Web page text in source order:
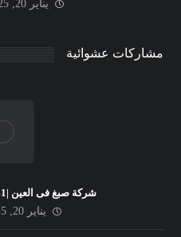
يناير 20, 2025
مشاركات عشوائية
شركة صبغ فى العين |0506691641| فني صبغ
يناير 20, 2025